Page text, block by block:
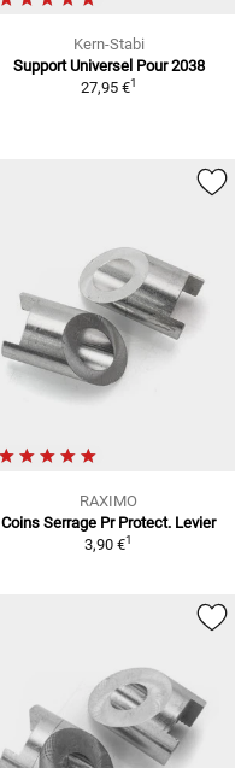
Kern-Stabi
Support Universel Pour 2038
27,95 €1
RAXIMO
Coins Serrage Pr Protect. Levier
3,90 €1